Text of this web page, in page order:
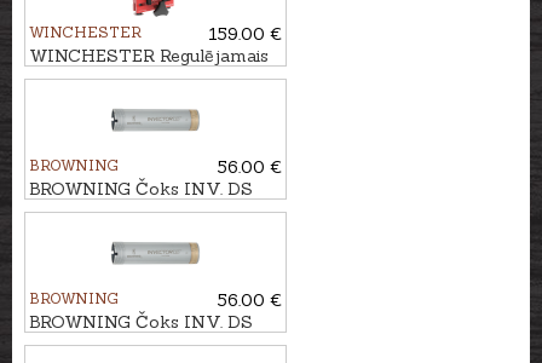
WINCHESTER
159.00 €
WINCHESTER Regulējamais
laides vaidziņš COMPOSITE
BROWNING
56.00 €
BROWNING Čoks INV. DS
kal. .12 IC (1/4)
BROWNING
56.00 €
BROWNING Čoks INV. DS
kal. .12 X-FULL